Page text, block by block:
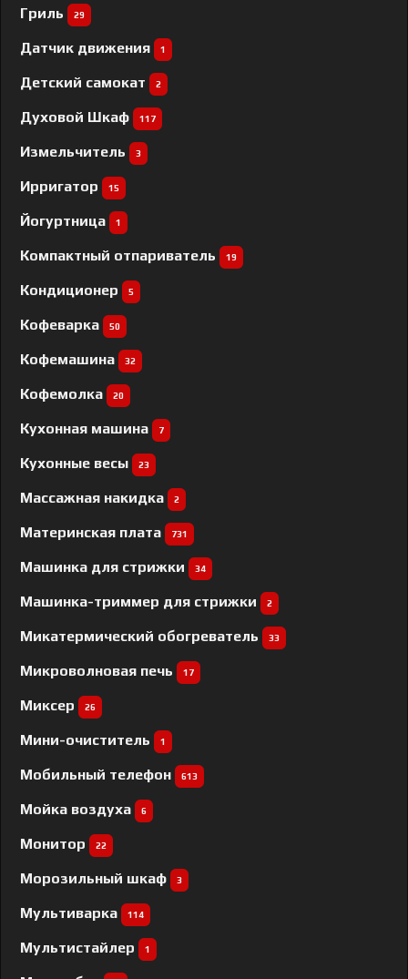
Гриль 29
Датчик движения 1
Детский самокат 2
Духовой Шкаф 117
Измельчитель 3
Ирригатор 15
Йогуртница 1
Компактный отпариватель 19
Кондиционер 5
Кофеварка 50
Кофемашина 32
Кофемолка 20
Кухонная машина 7
Кухонные весы 23
Массажная накидка 2
Материнская плата 731
Машинка для стрижки 34
Машинка-триммер для стрижки 2
Микатермический обогреватель 33
Микроволновая печь 17
Миксер 26
Мини-очиститель 1
Мобильный телефон 613
Мойка воздуха 6
Монитор 22
Морозильный шкаф 3
Мультиварка 114
Мультистайлер 1